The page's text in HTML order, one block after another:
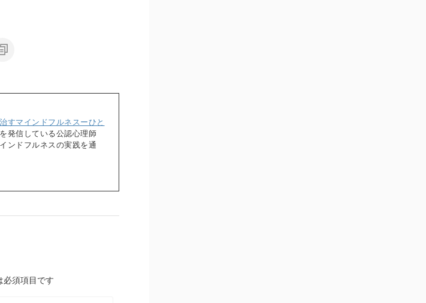
すマインドフルネスーひと
発信している公認心理師
ンドフルネスの実践を通
必須項目です